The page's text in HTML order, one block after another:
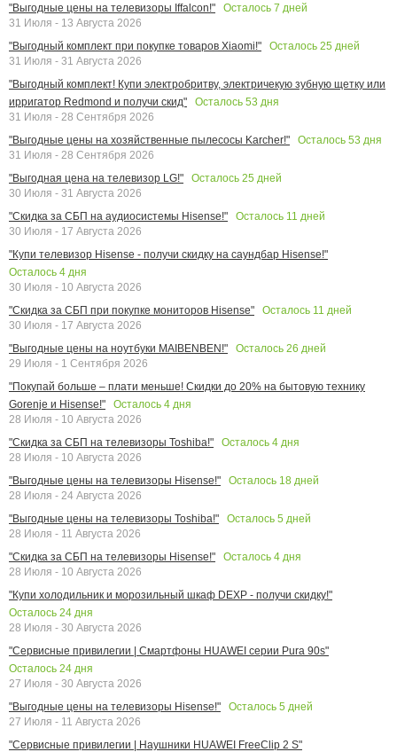
"Выгодные цены на телевизоры Iffalcon!"
Осталось 7 дней
31 Июля - 13 Августа 2026
"Выгодный комплект при покупке товаров Xiaomi!"
Осталось 25 дней
31 Июля - 31 Августа 2026
"Выгодный комплект! Купи электробритву, электричекую зубную щетку или
ирригатор Redmond и получи скид"
Осталось 53 дня
31 Июля - 28 Сентября 2026
"Выгодные цены на хозяйственные пылесосы Karcher!"
Осталось 53 дня
31 Июля - 28 Сентября 2026
"Выгодная цена на телевизор LG!"
Осталось 25 дней
30 Июля - 31 Августа 2026
"Скидка за СБП на аудиосистемы Hisense!"
Осталось 11 дней
30 Июля - 17 Августа 2026
"Купи телевизор Hisense - получи скидку на саундбар Hisense!"
Осталось 4 дня
30 Июля - 10 Августа 2026
"Скидка за СБП при покупке мониторов Hisense"
Осталось 11 дней
30 Июля - 17 Августа 2026
"Выгодные цены на ноутбуки MAIBENBEN!"
Осталось 26 дней
29 Июля - 1 Сентября 2026
"Покупай больше – плати меньше! Скидки до 20% на бытовую технику
Gorenje и Hisense!"
Осталось 4 дня
28 Июля - 10 Августа 2026
"Скидка за СБП на телевизоры Toshiba!"
Осталось 4 дня
28 Июля - 10 Августа 2026
"Выгодные цены на телевизоры Hisense!"
Осталось 18 дней
28 Июля - 24 Августа 2026
"Выгодные цены на телевизоры Toshiba!"
Осталось 5 дней
28 Июля - 11 Августа 2026
"Скидка за СБП на телевизоры Hisense!"
Осталось 4 дня
28 Июля - 10 Августа 2026
"Купи холодильник и морозильный шкаф DEXP - получи скидку!"
Осталось 24 дня
28 Июля - 30 Августа 2026
"Сервисные привилегии | Смартфоны HUAWEI серии Pura 90s"
Осталось 24 дня
27 Июля - 30 Августа 2026
"Выгодные цены на телевизоры Hisense!"
Осталось 5 дней
27 Июля - 11 Августа 2026
"Сервисные привилегии | Наушники HUAWEI FreeClip 2 S"